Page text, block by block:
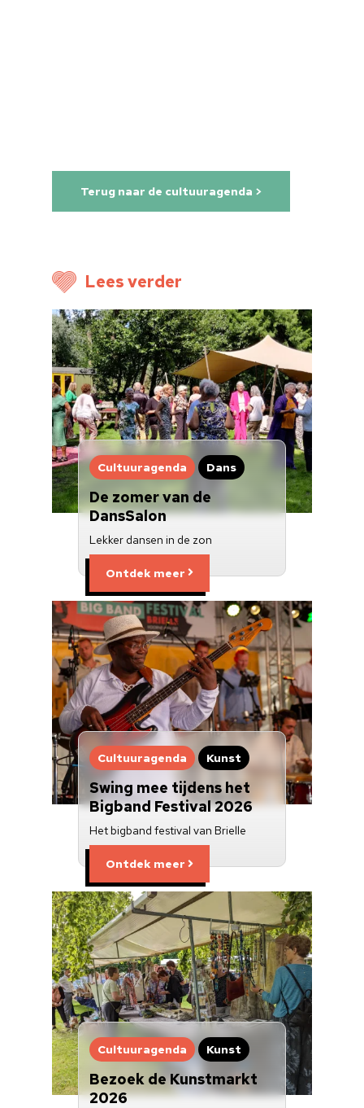
Terug naar de cultuuragenda >
Lees verder
Cultuuragenda Dans
De zomer van de
DansSalon
Lekker dansen in de zon
Ontdek meer
Cultuuragenda Kunst
Swing mee tijdens het
Bigband Festival 2026
Het bigband festival van Brielle
Ontdek meer
Cultuuragenda Kunst
Bezoek de Kunstmarkt
2026
Cultuur op school
Doneren